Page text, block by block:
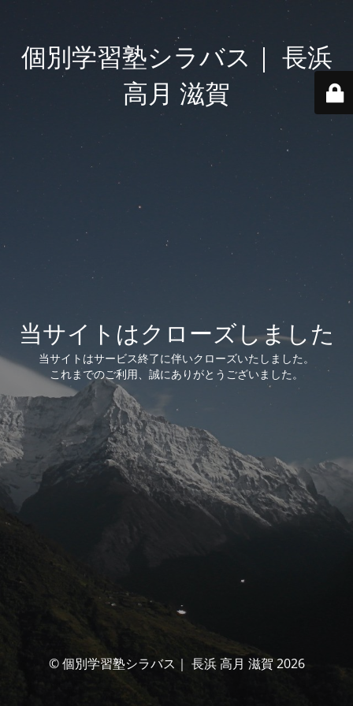
個別学習塾シラバス｜ 長浜
高月 滋賀
当サイトはクローズしました
当サイトはサービス終了に伴いクローズいたしました。
これまでのご利用、誠にありがとうございました。
© 個別学習塾シラバス｜ 長浜 高月 滋賀 2026